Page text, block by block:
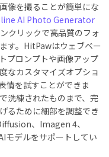
像を撮ることが簡単にな
AI Photo Generator
クリックで高品質のフォ
す。HitPawはウェブベー
プロンプトや画像アップ
なカスタマイズオプショ
情を試すことができま
洗練されたものまで、完
るために細部を調整でき
、Imagen 4、
デルをサポートしてい